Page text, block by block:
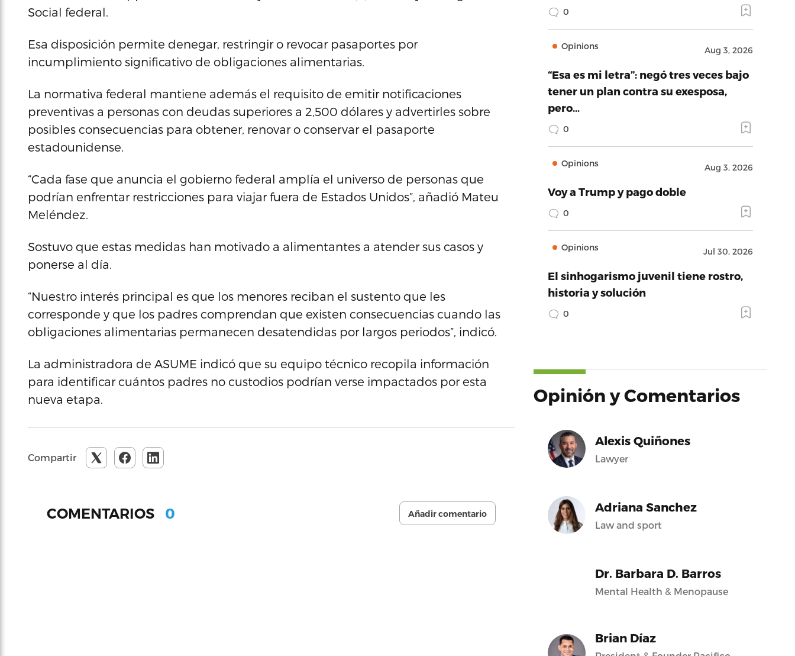
Social federal.
Esa disposición permite denegar, restringir o revocar pasaportes por
incumplimiento significativo de obligaciones alimentarias.
La normativa federal mantiene además el requisito de emitir notificaciones
preventivas a personas con deudas superiores a 2,500 dólares y advertirles sobre
posibles consecuencias para obtener, renovar o conservar el pasaporte
estadounidense.
“Cada fase que anuncia el gobierno federal amplía el universo de personas que
podrían enfrentar restricciones para viajar fuera de Estados Unidos”, añadió Mateu
Meléndez.
Sostuvo que estas medidas han motivado a alimentantes a atender sus casos y
ponerse al día.
“Nuestro interés principal es que los menores reciban el sustento que les
corresponde y que los padres comprendan que existen consecuencias cuando las
obligaciones alimentarias permanecen desatendidas por largos periodos”, indicó.
La administradora de ASUME indicó que su equipo técnico recopila información
para identificar cuántos padres no custodios podrían verse impactados por esta
nueva etapa.
Compartir
COMENTARIOS 0 Añadir comentario
0
Opinions Aug 3, 2026
“Esa es mi letra”: negó tres veces bajo
tener un plan contra su exesposa,
pero…
0
Opinions Aug 3, 2026
Voy a Trump y pago doble
0
Opinions Jul 30, 2026
El sinhogarismo juvenil tiene rostro,
historia y solución
0
Opinión y Comentarios
Alexis Quiñones
Lawyer
Adriana Sanchez
Law and sport
Dr. Barbara D. Barros
Mental Health & Menopause
Brian Díaz